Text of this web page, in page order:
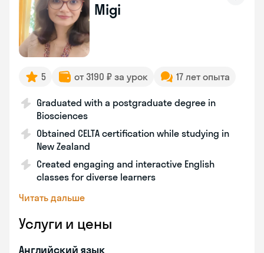
Migi
5 от 3190 ₽ за урок 17 лет опыта
Graduated with a postgraduate degree in
Biosciences
Obtained CELTA certification while studying in
New Zealand
Created engaging and interactive English
classes for diverse learners
Читать дальше
Услуги и цены
Английский язык